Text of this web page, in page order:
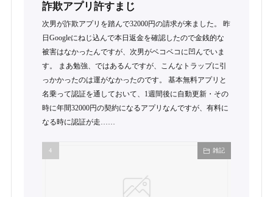
詐欺アプリ許すまじ
次男が詐欺アプリを踏んで32000円の請求が来ました。 昨
日Googleにねじ込んで本日返金を確認したので金銭的な
被害はなかったんですが、次男がベコベコに凹んでいま
す。 まあ勉強、ではあるんですが、こんなトラップに引
っかかったのは運がなかったのです。 基本無料アプリと
名乗って認証を通しておいて、1週間後に自動更新・その
時に年間32000円の契約になるアプリなんですが、有料に
なる時に認証が走……
雑記